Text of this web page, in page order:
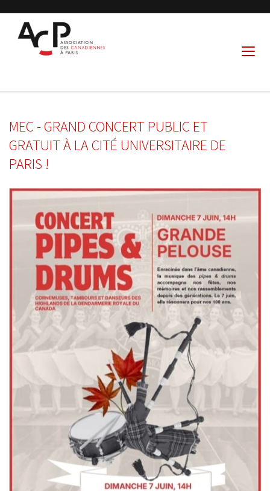
MEC - GRAND CONCERT PUBLIC ET
GRATUIT À LA CITÉ UNIVERSITAIRE DE
PARIS !